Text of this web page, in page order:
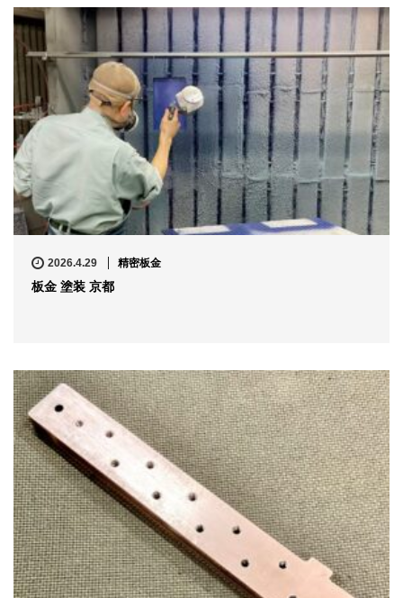
2026.4.29 精密板金
板金 塗装 京都